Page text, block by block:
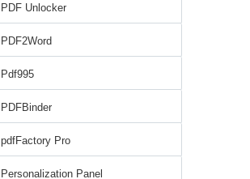
PDF Unlocker
PDF2Word
Pdf995
PDFBinder
pdfFactory Pro
Personalization Panel